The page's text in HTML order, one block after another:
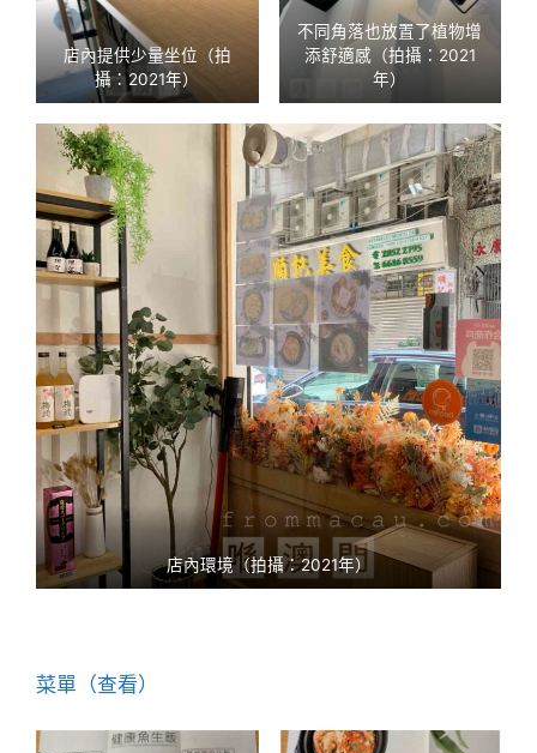
店內提供少量坐位（拍
攝：2021年）
不同角落也放置了植物增
添舒適感（拍攝：2021
年）
店內環境（拍攝：2021年）
菜單（查看）